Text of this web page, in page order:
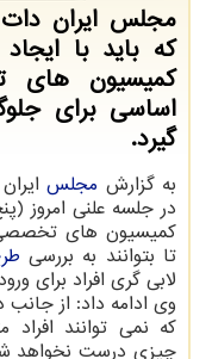
مجلس ایران دات
كه باید با
كمیسیون های
اساسی برای
گیرد.
به گزارش مجلس
در جلسه علنی امروز
کمیسیون های
تا بتوانند به بررسی
لابی گری افراد برای
وی ادامه داد: از
که نمی توانند
چیزی درست نخواهد